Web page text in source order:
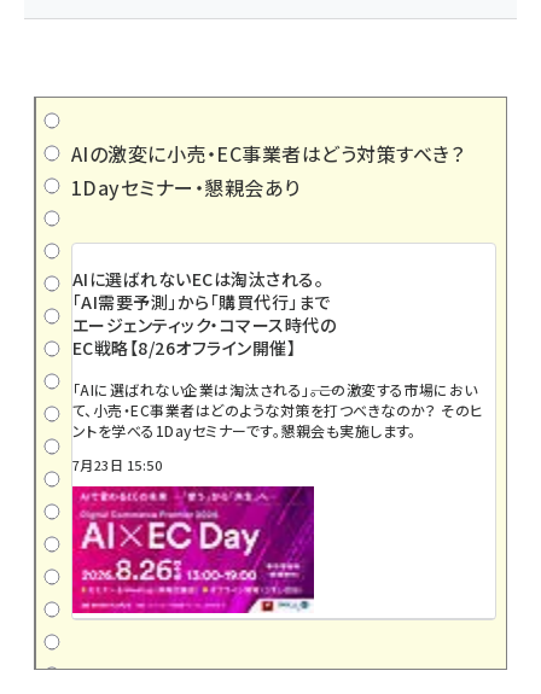
AIの激変に小売・EC事業者はどう対策すべき？
1Dayセミナー・懇親会あり
AIに選ばれないECは淘汰される。
「AI需要予測」から「購買代行」まで
エージェンティック・コマース時代の
EC戦略【8/26オフライン開催】
「AIに選ばれない企業は淘汰される」――。この激変する市場におい
て、小売・EC事業者はどのような対策を打つべきなのか？ そのヒ
ントを学べる1Dayセミナーです。懇親会も実施します。
7月23日 15:50